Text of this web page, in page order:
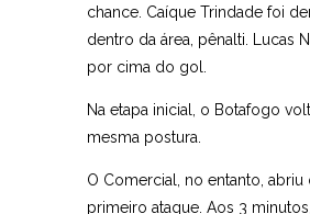
chance. Caíque Trindade foi
dentro da área, pênalti. Lucas
por cima do gol.
Na etapa inicial, o Botafogo
mesma postura.
O Comercial, no entanto, abriu
primeiro ataque. Aos 3